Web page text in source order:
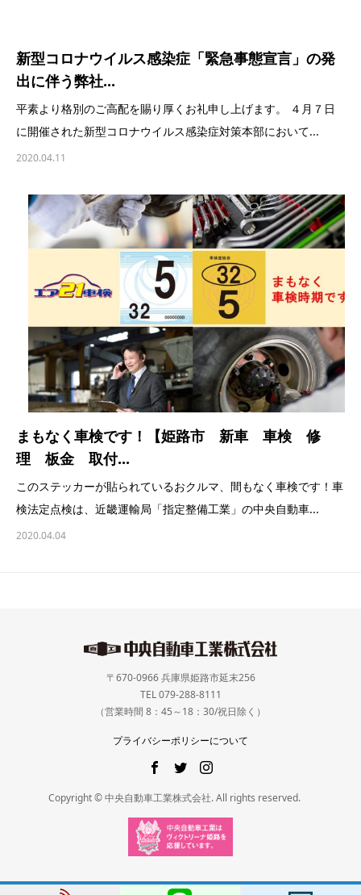
新型コロナウイルス感染症「緊急事態宣言」の発
出に伴う弊社...
平素より格別のご高配を賜り厚くお礼申し上げます。 ４月７日
に開催された新型コロナウイルス感染症対策本部において...
2020.04.11
まもなく車検です！【姫路市 新車 車検 修
理 板金 取付...
このステッカーが貼られているおクルマ、間もなく車検です！車
検法定点検は、近畿運輸局「指定整備工業」の中央自動車...
2020.04.04
〒670-0966 兵庫県姫路市延末256
TEL 079-288-8111
（営業時間 8：45～18：30/祝日除く）
プライバシーポリシーについて
Copyright © 中央自動車工業株式会社. All rights reserved.